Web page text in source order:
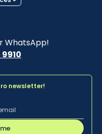
WhatsApp!
9910
newsletter!